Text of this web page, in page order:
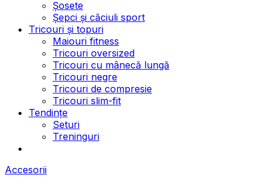
Șosete
Șepci și căciuli sport
Tricouri și topuri
Maiouri fitness
Tricouri oversized
Tricouri cu mânecă lungă
Tricouri negre
Tricouri de compresie
Tricouri slim-fit
Tendințe
Seturi
Treninguri
Accesorii